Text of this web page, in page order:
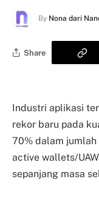
By Nona dari
Share
Industri aplikasi
rekor baru pada
70% dalam
active wallets/
sepanjang masa